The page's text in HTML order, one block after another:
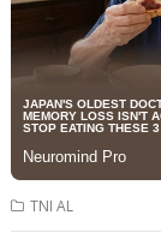
TNI AL